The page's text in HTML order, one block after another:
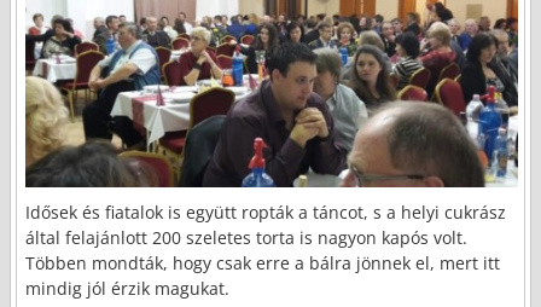
Idősek és fiatalok is együtt ropták a táncot, s a helyi cukrász
által felajánlott 200 szeletes torta is nagyon kapós volt.
Többen mondták, hogy csak erre a bálra jönnek el, mert itt
mindig jól érzik magukat.